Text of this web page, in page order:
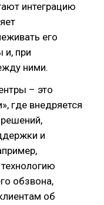
интеграцию
его
и, при
ними.
– это
где внедряется
и
обзвона,
об